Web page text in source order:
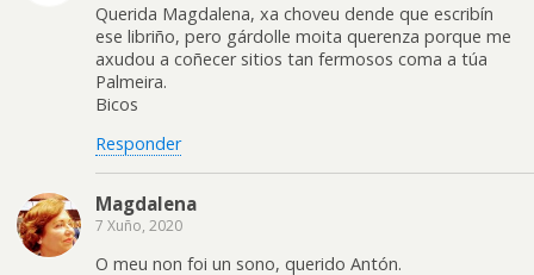
Querida Magdalena, xa choveu dende que escribín
ese libriño, pero gárdolle moita querenza porque me
axudou a coñecer sitios tan fermosos coma a túa
Palmeira.
Bicos
Responder
Magdalena
7 Xuño, 2020
O meu non foi un sono, querido Antón.